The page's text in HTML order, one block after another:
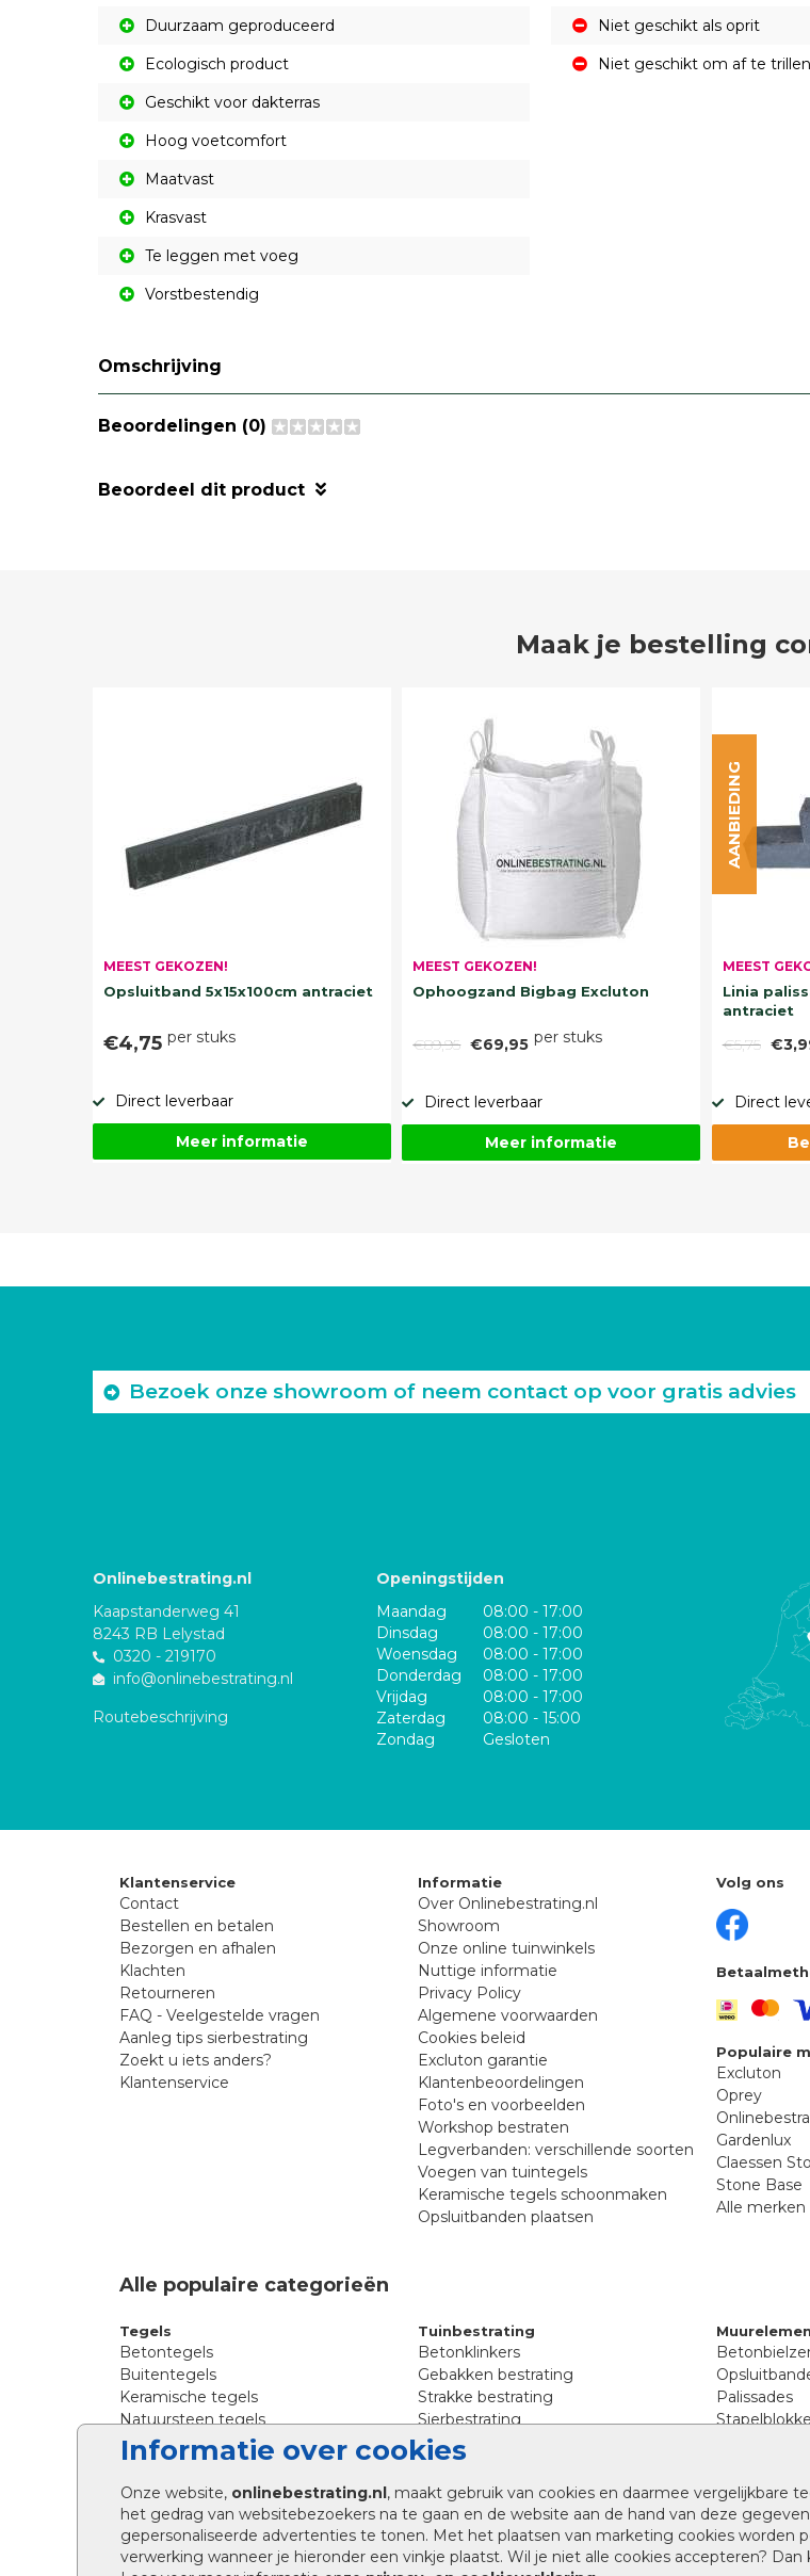
Informatie over cookies
Onze website, onlinebestrating.nl, maakt gebruik van cookies en daarmee vergelijkbare
het gedrag van websitebezoekers na te gaan en de website aan de hand van deze
gepersonaliseerde advertenties te tonen. Met het plaatsen van marketing cookies
verwerking wanneer je hieronder een vinkje plaatst. Wil je niet alle cookies accepteren?
Duurzaam geproduceerd
Ecologisch product
Geschikt voor dakterras
Hoog voetcomfort
Maatvast
Krasvast
Te leggen met voeg
Vorstbestendig
Niet geschikt als oprit
Niet geschikt om af te trillen
Omschrijving
Beoordelingen (0)
Beoordeel dit product
Maak je bestelling
MEEST GEKOZEN!
Opsluitband 5x15x100cm antraciet
€4,75 per stuks
Direct leverbaar
Meer informatie
MEEST GEKOZEN!
Ophoogzand Bigbag Excluton
€89,95 €69,95 per stuks
Direct leverbaar
Meer informatie
MEEST
Linia
antraciet
€5,75
AANBIEDING
Direct
Bezoek onze showroom of neem contact op voor gratis advies
Onlinebestrating.nl
Kaapstanderweg 41
8243 RB Lelystad
0320 - 219170
info@onlinebestrating.nl
Routebeschrijving
Openingstijden
Maandag
08:00 - 17:00
Dinsdag
08:00 - 17:00
Woensdag
08:00 - 17:00
Donderdag
08:00 - 17:00
Vrijdag
08:00 - 17:00
Zaterdag
08:00 - 15:00
Zondag
Gesloten
Klantenservice
Contact
Bestellen en betalen
Bezorgen en afhalen
Klachten
Retourneren
FAQ - Veelgestelde vragen
Aanleg tips sierbestrating
Zoekt u iets anders?
Klantenservice
Informatie
Over Onlinebestrating.nl
Showroom
Onze online tuinwinkels
Nuttige informatie
Privacy Policy
Algemene voorwaarden
Cookies beleid
Excluton garantie
Klantenbeoordelingen
Foto's en voorbeelden
Workshop bestraten
Legverbanden: verschillende soorten
Voegen van tuintegels
Keramische tegels schoonmaken
Opsluitbanden plaatsen
Volg ons
Populaire
Excluton
Oprey
Gardenlux
Claessen
Stone Base
Alle merken
Alle populaire categorieën
Tegels
Betontegels
Buitentegels
Keramische tegels
Natuursteen tegels
Siertegels
Stoeptegels
Straattegels
Terrastegels
Tuintegels
Tuinbestrating
Betonklinkers
Gebakken bestrating
Strakke bestrating
Sierbestrating
Straatklinkers
Straatstenen
Trommelstenen
Tuinstenen
Waalformaat
Wildverband bestrating
Palissades
Afwatering
Beplantings
Split, grind
Oprit tegels